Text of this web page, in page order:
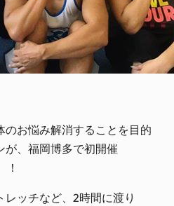
のお悩み解消することを目的
が、福岡博多で初開催
！
ッチなど、2時間に渡り